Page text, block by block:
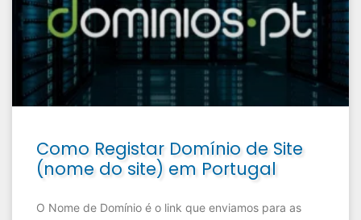
Como Registar Domínio de Site
(nome do site) em Portugal
O Nome de Domínio é o link que enviamos para as